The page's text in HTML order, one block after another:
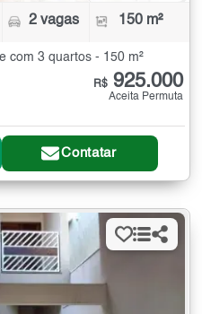
2 vagas 150 m²
com 3 quartos - 150 m²
R$ 925.000
Aceita Permuta
Contatar